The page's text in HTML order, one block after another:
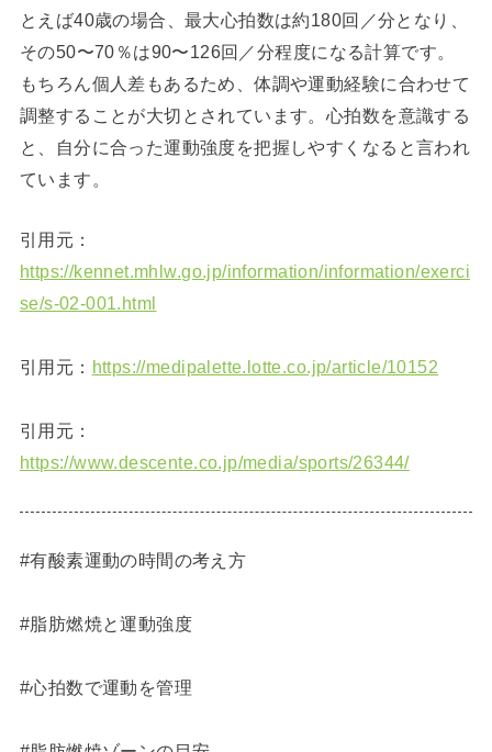
とえば40歳の場合、最大心拍数は約180回／分となり、
その50〜70％は90〜126回／分程度になる計算です。
もちろん個人差もあるため、体調や運動経験に合わせて
調整することが大切とされています。心拍数を意識する
と、自分に合った運動強度を把握しやすくなると言われ
ています。
引用元：
https://kennet.mhlw.go.jp/information/information/exerci
se/s-02-001.html
引用元： https://medipalette.lotte.co.jp/article/10152
引用元：
https://www.descente.co.jp/media/sports/26344/
#有酸素運動の時間の考え方
#脂肪燃焼と運動強度
#心拍数で運動を管理